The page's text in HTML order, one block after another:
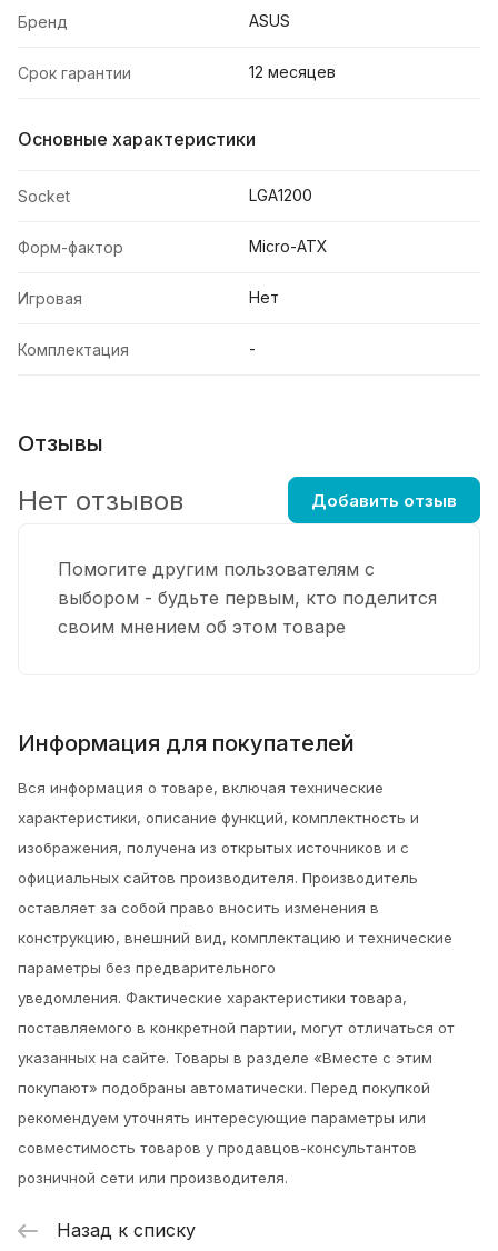
Бренд ASUS
Срок гарантии 12 месяцев
Основные характеристики
Socket LGA1200
Форм-фактор Micro-ATX
Игровая Нет
Комплектация -
Отзывы
Помогите другим пользователям с
выбором - будьте первым, кто поделится
своим мнением об этом товаре
Нет отзывов Добавить отзыв
Информация для покупателей
Вся информация о товаре, включая технические
характеристики, описание функций, комплектность и
изображения, получена из открытых источников и с
официальных сайтов производителя. Производитель
оставляет за собой право вносить изменения в
конструкцию, внешний вид, комплектацию и технические
параметры без предварительного
уведомления. Фактические характеристики товара,
поставляемого в конкретной партии, могут отличаться от
указанных на сайте. Товары в разделе «Вместе с этим
покупают» подобраны автоматически. Перед покупкой
рекомендуем уточнять интересующие параметры или
совместимость товаров у продавцов-консультантов
розничной сети или производителя.
Назад к списку